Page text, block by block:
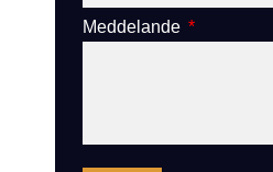
Meddelande